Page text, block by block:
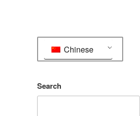
Chinese
Search